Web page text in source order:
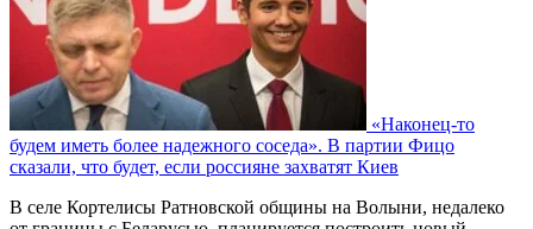
«Наконец-то
будем иметь более надежного соседа». В партии Фицо
сказали, что будет, если россияне захватят Киев
В селе Кортелисы Ратновской общины на Волыни, недалеко